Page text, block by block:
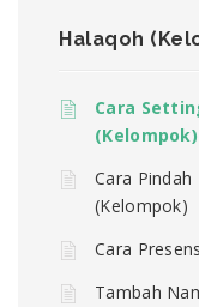
Halaqoh
Cara
(Kelompok)
Cara
(Kelompok)
Cara
Tambah